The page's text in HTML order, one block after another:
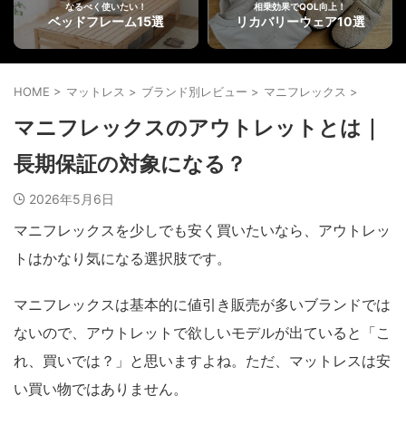
なるべく使いたい！
ベッドフレーム15選
相乗効果でQOL向上！
リカバリーウェア10選
HOME > マットレス > ブランド別レビュー > マニフレックス >
マニフレックスのアウトレットとは｜
長期保証の対象になる？
2026年5月6日
マニフレックスを少しでも安く買いたいなら、アウトレッ
トはかなり気になる選択肢です。
マニフレックスは基本的に値引き販売が多いブランドでは
ないので、アウトレットで欲しいモデルが出ていると「こ
れ、買いでは？」と思いますよね。ただ、マットレスは安
い買い物ではありません。